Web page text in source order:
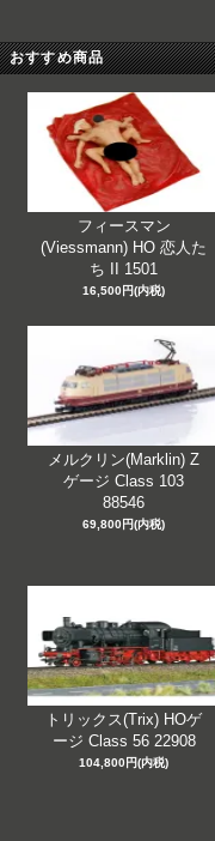
おすすめ商品
フィースマン
(Viessmann) HO 恋人た
ち II 1501
16,500円(内税)
メルクリン(Marklin) Z
ゲージ Class 103
88546
69,800円(内税)
トリックス(Trix) HOゲ
ージ Class 56 22908
104,800円(内税)